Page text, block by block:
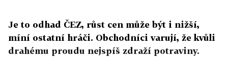
Je to odhad ČEZ, růst cen může být i nižší,
míní ostatní hráči. Obchodníci varují, že kvůli
drahému proudu nejspíš zdraží potraviny.